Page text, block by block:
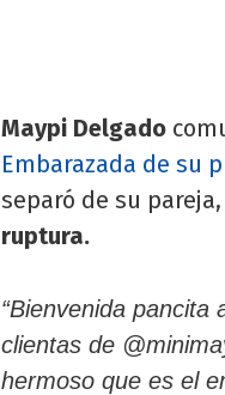
Maypi Delgado
Embarazada de su
separó de su pareja,
ruptura.
“Bienvenida
clientas de
hermoso que es el